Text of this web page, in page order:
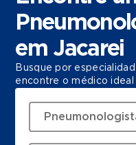
em Jacarei
Busque por
encontre o médico ideal